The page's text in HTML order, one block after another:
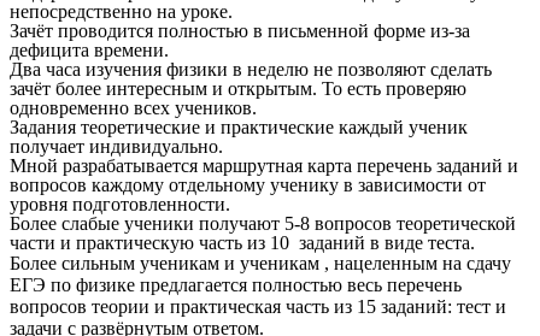
непосредственно на уроке.
Зачёт проводится полностью в письменной форме из-за
дефицита времени.
Два часа изучения физики в неделю не позволяют сделать
зачёт более интересным и открытым. То есть проверяю
одновременно всех учеников.
Задания теоретические и практические каждый ученик
получает индивидуально.
Мной разрабатывается маршрутная карта перечень заданий и
вопросов каждому отдельному ученику в зависимости от
уровня подготовленности.
Более слабые ученики получают 5-8 вопросов теоретической
части и практическую часть из 10 заданий в виде теста.
Более сильным ученикам и ученикам , нацеленным на сдачу
ЕГЭ по физике предлагается полностью весь перечень
вопросов теории и практическая часть из 15 заданий: тест и
задачи с развёрнутым ответом.